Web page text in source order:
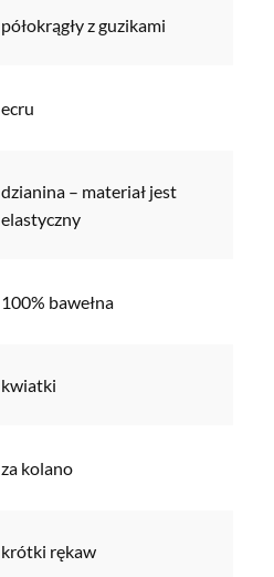
półokrągły z guzikami
ecru
dzianina – materiał jest
elastyczny
100% bawełna
kwiatki
za kolano
krótki rękaw